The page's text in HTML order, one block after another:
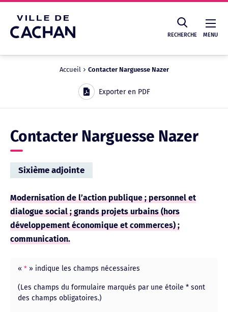
RECHERCHE MENU
Recherche
Accueil Contacter Narguesse Nazer
Exporter en PDF
Contacter Narguesse Nazer
Sixième adjointe
Modernisation de l’action publique ; personnel et
dialogue social ; grands projets urbains (hors
développement économique et commerces) ;
communication.
« * » indique les champs nécessaires
(Les champs du formulaire marqués par une étoile * sont
des champs obligatoires.)
Cookies management panel